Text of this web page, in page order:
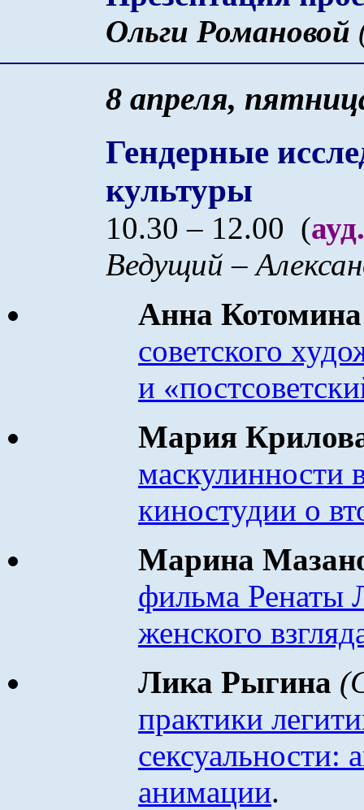
Ольги Романовой
8 апреля,
Гендерные
культуры
10.30 – 12.00 (
Ведущий –
Анна
советского
и
Мария
маскулинности
киностудии о
Марина
фильма Ренаты
женского
Лика Рыгина
практики
сексуальности:
анимации.